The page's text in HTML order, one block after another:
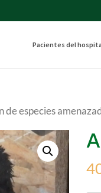
Pacientes del
de especies